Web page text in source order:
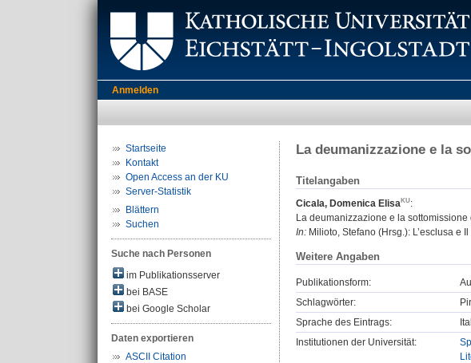
Anmelden
Startseite
Kontakt
Open Access an der KU
Server-Statistik
Blättern
Suchen
Suche nach Personen
im Publikationsserver
bei BASE
bei Google Scholar
Daten exportieren
ASCII Citation
La deumanizzazione e la
Titelangaben
Cicala, Domenica Elisa
:
La deumanizzazione e la
In: Milioto, Stefano (Hrsg.): L’esclusa
Weitere Angaben
Publikationsform:
Schlagwörter:
Sprache des Eintrags:
Institutionen der Universität: